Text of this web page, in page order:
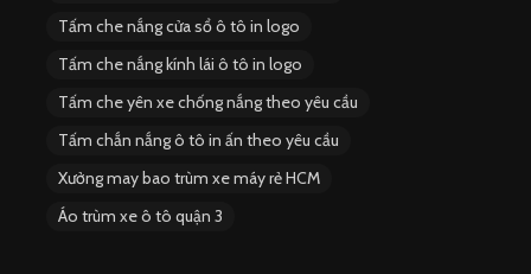
Tấm che nắng cửa sổ ô tô in logo
Tấm che nắng kính lái ô tô in logo
Tấm che yên xe chống nắng theo yêu cầu
Tấm chắn nắng ô tô in ấn theo yêu cầu
Xưởng may bao trùm xe máy rẻ HCM
Áo trùm xe ô tô quận 3